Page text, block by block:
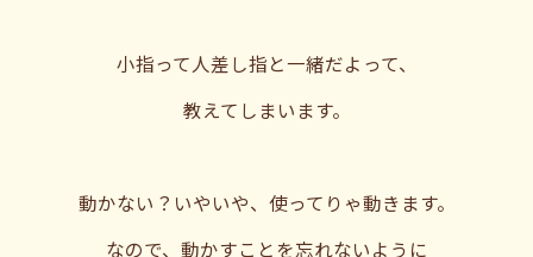
小指って人差し指と一緒だよって、
教えてしまいます。
動かない？いやいや、使ってりゃ動きます。
なので、動かすことを忘れないように